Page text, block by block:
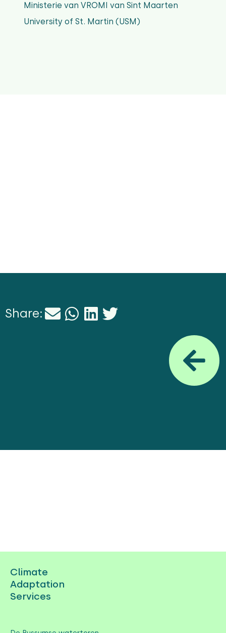
Ministerie van VROMI van Sint Maarten
University of St. Martin (USM)
Share:
Climate
Adaptation
Services